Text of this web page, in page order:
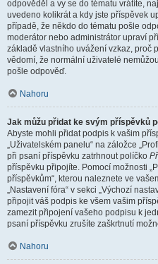
odpověděl a vy se do tématu vrátíte,
uvedeno kolikrát a kdy jste příspěvek
případě, že někdo do tématu pošle
moderátor nebo administrátor upraví
základě vlastního uvážení vzkaz, proč
vědomí, že normální uživatelé
pošle odpověď.
Nahoru
Jak můžu přidat ke svým příspěvků
Abyste mohli přidat podpis k vašim
„Uživatelském panelu“ na záložce
při psaní příspěvku zatrhnout políčko
příspěvku připojíte. Pomocí možnosti
příspěvkům“, kterou naleznete ve
„Nastavení fóra“ v sekci „Výchozí
připojit váš podpis ke všem vašim
zamezit připojení vašeho podpisu k
psaní příspěvku zrušíte zaškrtnutí
Nahoru